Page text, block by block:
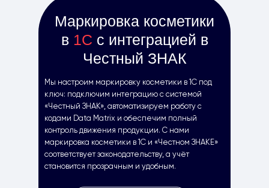
Маркировка косметики
в 1С с интеграцией в
Честный ЗНАК
Мы настроим маркировку косметики в 1С под
ключ: подключим интеграцию с системой
«Честный ЗНАК», автоматизируем работу с
кодами Data Matrix и обеспечим полный
контроль движения продукции. С нами
маркировка косметики в 1С и «Честном ЗНАКЕ»
соответствует законодательству, а учёт
становится прозрачным и удобным.